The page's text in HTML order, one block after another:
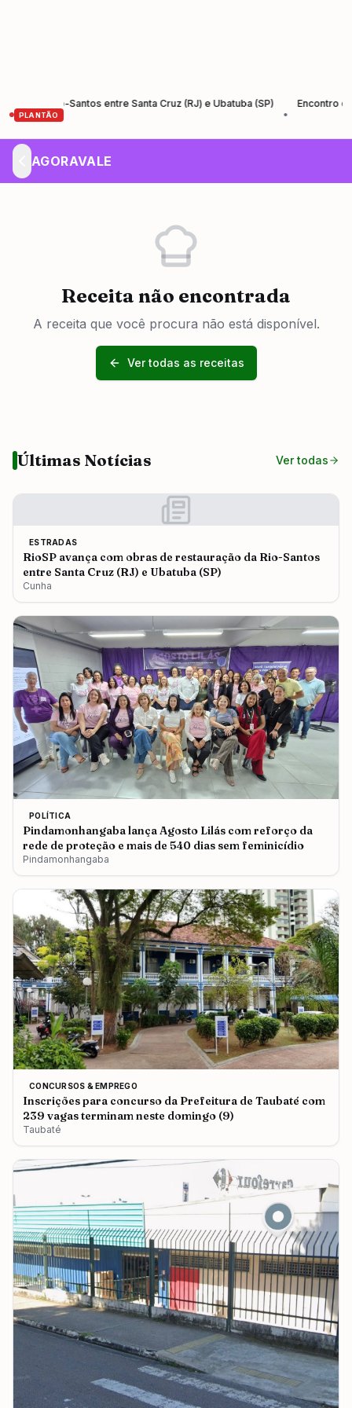
PLANTÃO
Rio-Santos entre Santa Cruz (RJ) e Ubatuba (SP)
Encontro de
AGORAVALE
Receita não encontrada
A receita que você procura não está disponível.
Ver todas as receitas
Últimas Notícias Ver todas
ESTRADAS
RioSP avança com obras de restauração da Rio-Santos
entre Santa Cruz (RJ) e Ubatuba (SP)
Cunha
POLÍTICA
Pindamonhangaba lança Agosto Lilás com reforço da
rede de proteção e mais de 540 dias sem feminicídio
Pindamonhangaba
CONCURSOS & EMPREGO
Inscrições para concurso da Prefeitura de Taubaté com
239 vagas terminam neste domingo (9)
Taubaté